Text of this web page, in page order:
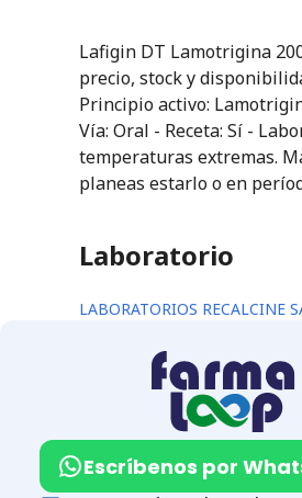
Lafigin DT Lamotrigina
precio, stock y
Principio activo:
Vía: Oral - Receta: Sí -
temperaturas extremas.
planeas estarlo o en
Laboratorio
LABORATORIOS RECALCINE
Escríbenos por